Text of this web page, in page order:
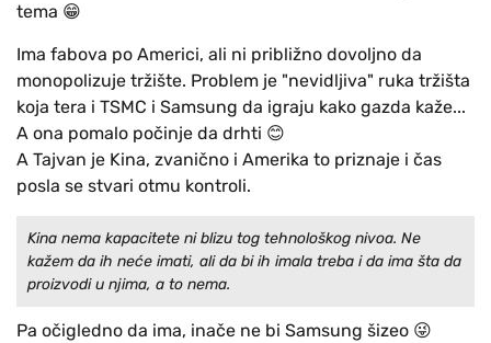
tema 😁
Ima fabova po Americi, ali ni približno dovoljno da
monopolizuje tržište. Problem je "nevidljiva" ruka tržišta
koja tera i TSMC i Samsung da igraju kako gazda kaže...
A ona pomalo počinje da drhti 😊
A Tajvan je Kina, zvanično i Amerika to priznaje i čas
posla se stvari otmu kontroli.
Kina nema kapacitete ni blizu tog tehnološkog nivoa. Ne
kažem da ih neće imati, ali da bi ih imala treba i da ima šta da
proizvodi u njima, a to nema.
Pa očigledno da ima, inače ne bi Samsung šizeo 😜